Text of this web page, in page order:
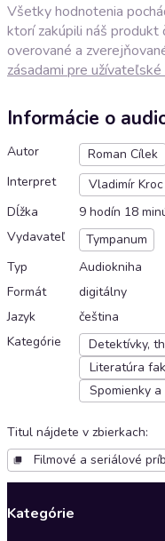
Všetky hodnotenia
ktorí zakúpili náš produkt
overované a
zásadami pre
Informácie o
Autor
Roman Cílek
Interpret
Vladimír Kroc
Dĺžka
9 hodín 18
Vydavateľ
Tympanum
Typ
Audiokniha
Formát
digitálny
Jazyk
čeština
Kategórie
Detektívky,
Literatúra
Spomienky
Titul nájdete v zbierkach:
Filmové a seriálové
Kategórie